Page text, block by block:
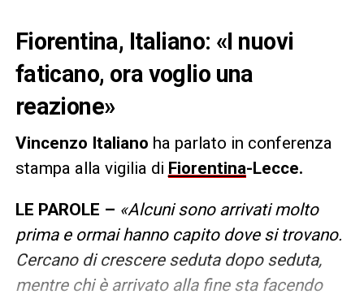
Fiorentina, Italiano: «I nuovi
faticano, ora voglio una
reazione»
Vincenzo Italiano ha parlato in conferenza
stampa alla vigilia di Fiorentina-Lecce.
LE PAROLE – «Alcuni sono arrivati molto
prima e ormai hanno capito dove si trovano.
Cercano di crescere seduta dopo seduta,
mentre chi è arrivato alla fine sta facendo